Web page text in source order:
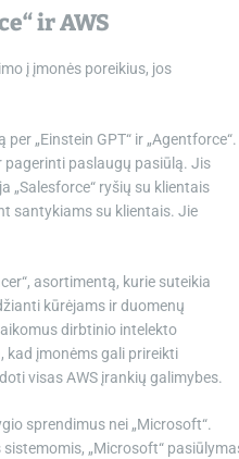
ir AWS
į įmonės poreikius, jos
„Einstein GPT“ ir „Agentforce“.
pagerinti paslaugų pasiūlą. Jis
„Salesforce“ ryšių su klientais
santykiams su klientais. Jie
asortimentą, kurie suteikia
kūrėjams ir duomenų
dirbtinio intelekto
kad įmonėms gali prireikti
visas AWS įrankių galimybes.
sprendimus nei „Microsoft“.
„Microsoft“